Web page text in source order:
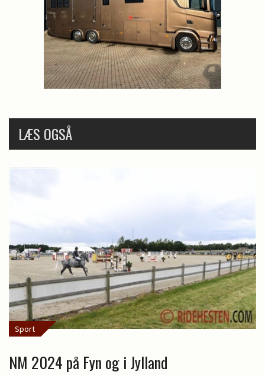
LÆS OGSÅ
Sport
NM 2024 på Fyn og i Jylland